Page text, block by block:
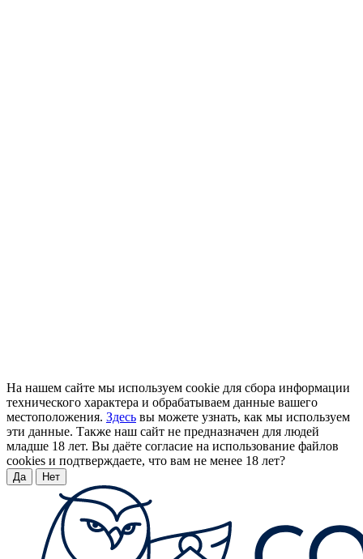
На нашем сайте мы используем cookie для сбора информации
технического характера и обрабатываем данные вашего
местоположения. Здесь вы можете узнать, как мы используем
эти данные. Также наш сайт не предназначен для людей
младше 18 лет. Вы даёте согласие на использование файлов
cookies и подтверждаете, что вам не менее 18 лет?
Да Нет